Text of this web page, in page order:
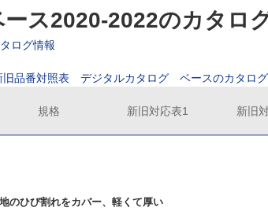
ース2020-2022のカタロ
旧品番対照表 デジタルカタログ ベースのカタロ
規格 新旧対応表1 新旧
のひび割れをカバー、軽くて厚い